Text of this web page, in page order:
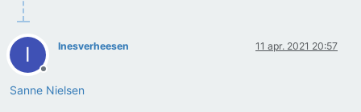
I
Offline
Inesverheesen 11 apr. 2021 20:57
Sanne Nielsen